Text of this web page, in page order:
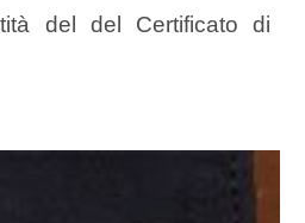
del del Certificato di